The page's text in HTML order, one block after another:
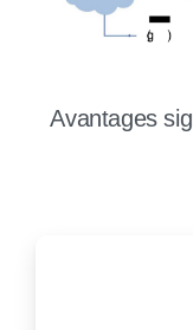
Avantages